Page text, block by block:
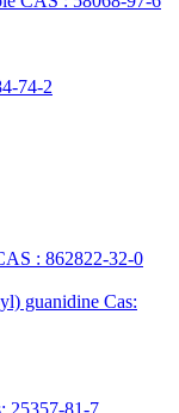
74-2
: 862822-32-0
guanidine Cas:
25357-81-7